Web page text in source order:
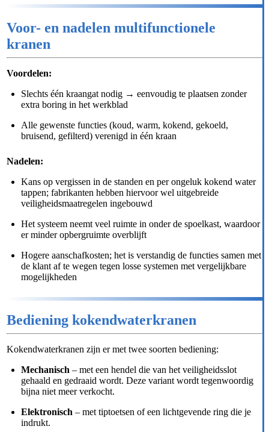
Voor- en nadelen multifunctionele
kranen
Voordelen:
Slechts één kraangat nodig → eenvoudig te plaatsen zonder
extra boring in het werkblad
Alle gewenste functies (koud, warm, kokend, gekoeld,
bruisend, gefilterd) verenigd in één kraan
Nadelen:
Kans op vergissen in de standen en per ongeluk kokend water
tappen; fabrikanten hebben hiervoor wel uitgebreide
veiligheidsmaatregelen ingebouwd
Het systeem neemt veel ruimte in onder de spoelkast, waardoor
er minder opbergruimte overblijft
Hogere aanschafkosten; het is verstandig de functies samen met
de klant af te wegen tegen losse systemen met vergelijkbare
mogelijkheden
Bediening kokendwaterkranen
Kokendwaterkranen zijn er met twee soorten bediening:
Mechanisch – met een hendel die van het veiligheidsslot
gehaald en gedraaid wordt. Deze variant wordt tegenwoordig
bijna niet meer verkocht.
Elektronisch – met tiptoetsen of een lichtgevende ring die je
indrukt.